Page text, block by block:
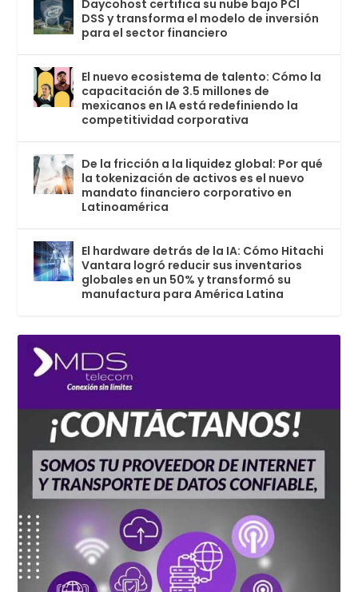
Daycohost certifica su nube bajo PCI
DSS y transforma el modelo de inversión
para el sector financiero
El nuevo ecosistema de talento: Cómo la
capacitación de 3.5 millones de
mexicanos en IA está redefiniendo la
competitividad corporativa
De la fricción a la liquidez global: Por qué
la tokenización de activos es el nuevo
mandato financiero corporativo en
Latinoamérica
El hardware detrás de la IA: Cómo Hitachi
Vantara logró reducir sus inventarios
globales en un 50% y transformó su
manufactura para América Latina